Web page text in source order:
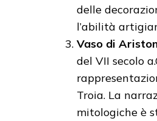
delle
l’abilità
Vaso di
del VII secolo
Troia. La
mitologiche è